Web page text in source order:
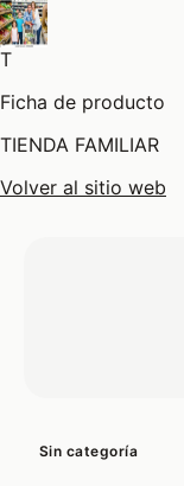
T
Ficha de producto
TIENDA FAMILIAR
Volver al sitio web
Sin categoría